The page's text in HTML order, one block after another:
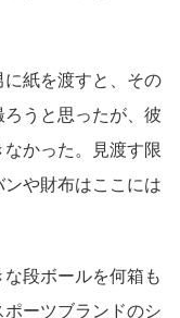
紙を渡すと、その
うと思ったが、彼
かった。見渡す限
や財布はここには
段ボールを何箱も
ーツブランドのシ